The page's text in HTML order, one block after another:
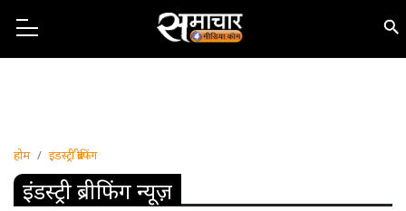
होम इंडस्ट्री ब्रीफिंग
इंडस्ट्री ब्रीफिंग न्यूज़